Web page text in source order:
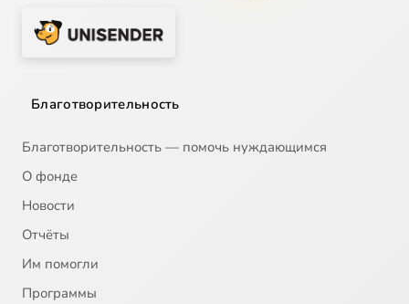
Благотворительность
Благотворительность — помочь нуждающимся
О фонде
Новости
Отчёты
Им помогли
Программы